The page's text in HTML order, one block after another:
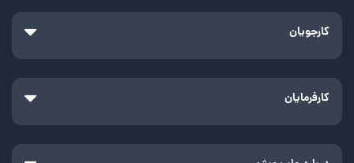
شغلی در این حوزه کاهش پیدا کرده است. همچنین بسیاری از مونتاژکاران
شغل دیگری برای خود پیدا کرده‌اند و برخی از آن‌ها نیز در دهه‌های اخیر
بازنشسته شده‌اند.
نیاز دارند تا با سیستم‌های خودکار و پیچیده کار کنند. این بدان معناست که
کارفرمایان به دنبال کارجویانی در این حوزه شغلی هستند که ترکیبی از
مهارت‌های مکانیکی، دانش کامپیوتری و توانایی تفسیر اطلاعات پیچیده را
کارجویان
کارفرمایان